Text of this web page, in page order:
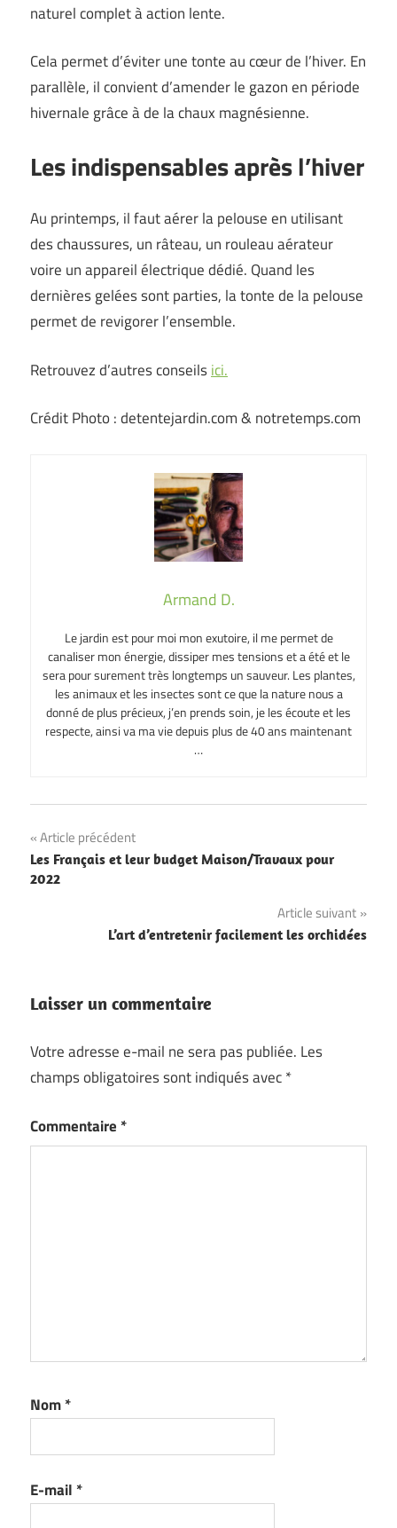
naturel complet à action lente.
Cela permet d’éviter une tonte au cœur de l’hiver. En
parallèle, il convient d’amender le gazon en période
hivernale grâce à de la chaux magnésienne.
Les indispensables après l’hiver
Au printemps, il faut aérer la pelouse en utilisant
des chaussures, un râteau, un rouleau aérateur
voire un appareil électrique dédié. Quand les
dernières gelées sont parties, la tonte de la pelouse
permet de revigorer l’ensemble.
Retrouvez d’autres conseilsici.
Crédit Photo : detentejardin.com & notretemps.com
Armand D.
Le jardin est pour moi mon exutoire, il me permet de
canaliser mon énergie, dissiper mes tensions et a été et le
sera pour surement très longtemps un sauveur. Les plantes,
les animaux et les insectes sont ce que la nature nous a
donné de plus précieux, j’en prends soin, je les écoute et les
respecte, ainsi va ma vie depuis plus de 40 ans maintenant
…
Navigation
de
Article précédent
Les Français et leur budget Maison/Travaux pour
2022
Article suivant
L’art d’entretenir facilement les orchidées
Laisser un commentaire
Votre adresse e-mail ne sera pas publiée. Les
champs obligatoires sont indiqués avec*
Commentaire *
Nom*
E-mail *